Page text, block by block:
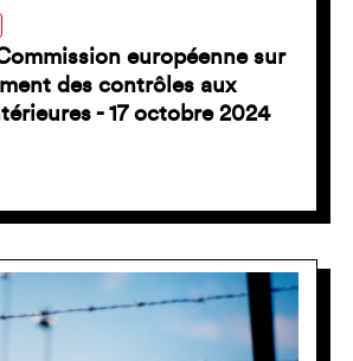
européenne sur
des contrôles aux
- 17 octobre 2024